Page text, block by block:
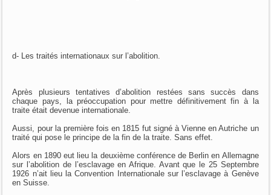
d- Les traités internationaux sur l’abolition.
Après plusieurs tentatives d’abolition restées sans succès dans
chaque pays, la préoccupation pour mettre définitivement fin à la
traite était devenue internationale.
Aussi, pour la première fois en 1815 fut signé à Vienne en Autriche un
traité qui pose le principe de la fin de la traite. Sans effet.
Alors en 1890 eut lieu la deuxième conférence de Berlin en Allemagne
sur l’abolition de l’esclavage en Afrique. Avant que le 25 Septembre
1926 n’ait lieu la Convention Internationale sur l’esclavage à Genève
en Suisse.